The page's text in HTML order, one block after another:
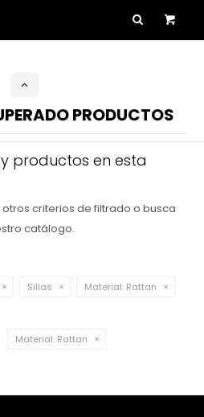
PRODUCTOS
productos en esta
criterios de filtrado o busca
catálogo.
Sillas Material: Rattan
Material: Rattan